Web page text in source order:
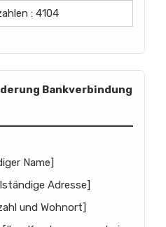
: 4104
Bankverbindung
Name]
Adresse]
und Wohnort]